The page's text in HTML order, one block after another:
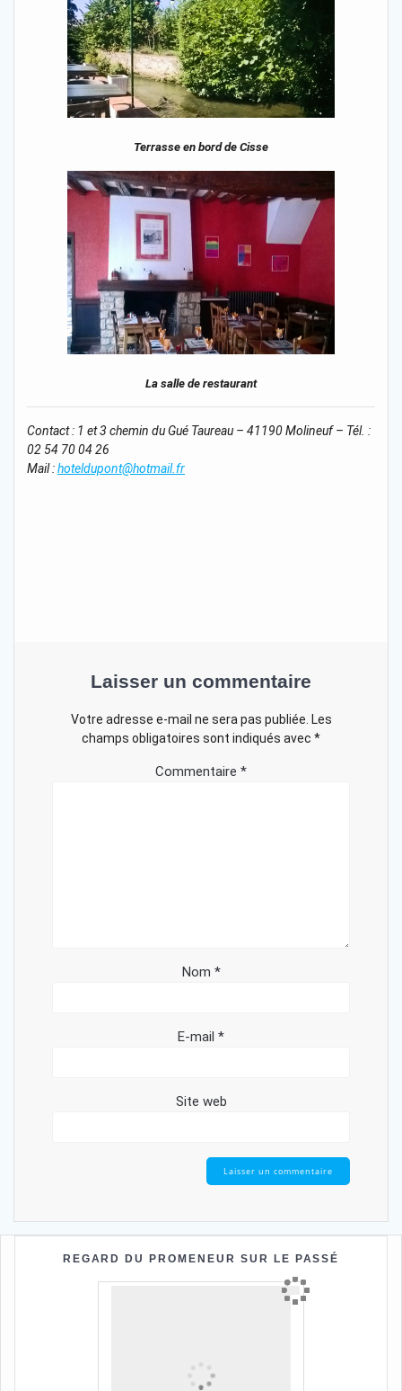
Terrasse en bord de Cisse
La salle de restaurant
Contact : 1 et 3 chemin du Gué Taureau – 41190 Molineuf – Tél. :
02 54 70 04 26
Mail :hoteldupont@hotmail.fr
Laisser un commentaire
Votre adresse e-mail ne sera pas publiée. Les
champs obligatoires sont indiqués avec *
Commentaire *
Nom *
E-mail *
Site web
REGARD DU PROMENEUR SUR LE PASSÉ